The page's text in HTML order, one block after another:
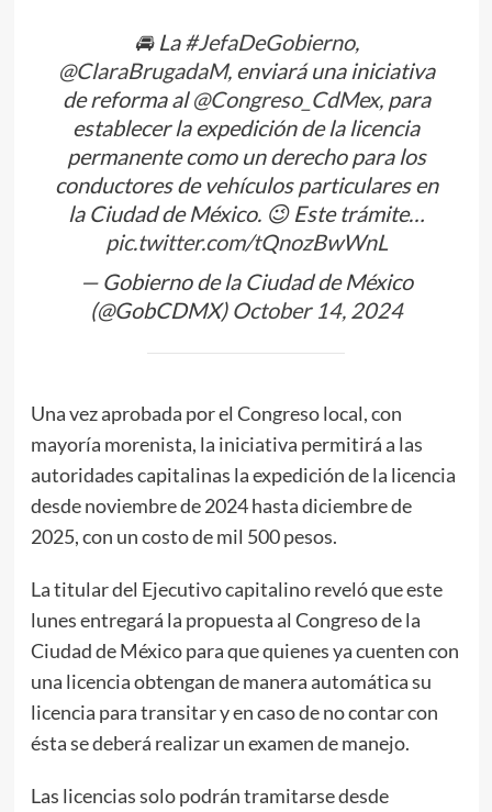
🚘 La#JefaDeGobierno,
@ClaraBrugadaM, enviará una iniciativa
de reforma al@Congreso_CdMex, para
establecer la expedición de la licencia
permanente como un derecho para los
conductores de vehículos particulares en
la Ciudad de México. 😉 Este trámite…
pic.twitter.com/tQnozBwWnL
— Gobierno de la Ciudad de México
(@GobCDMX) October 14, 2024
Una vez aprobada por el Congreso local, con
mayoría morenista, la iniciativa permitirá a las
autoridades capitalinas la expedición de la licencia
desde noviembre de 2024 hasta diciembre de
2025, con un costo de mil 500 pesos.
La titular del Ejecutivo capitalino reveló que este
lunes entregará la propuesta al Congreso de la
Ciudad de México para que quienes ya cuenten con
una licencia obtengan de manera automática su
licencia para transitar y en caso de no contar con
ésta se deberá realizar un examen de manejo.
Las licencias solo podrán tramitarse desde